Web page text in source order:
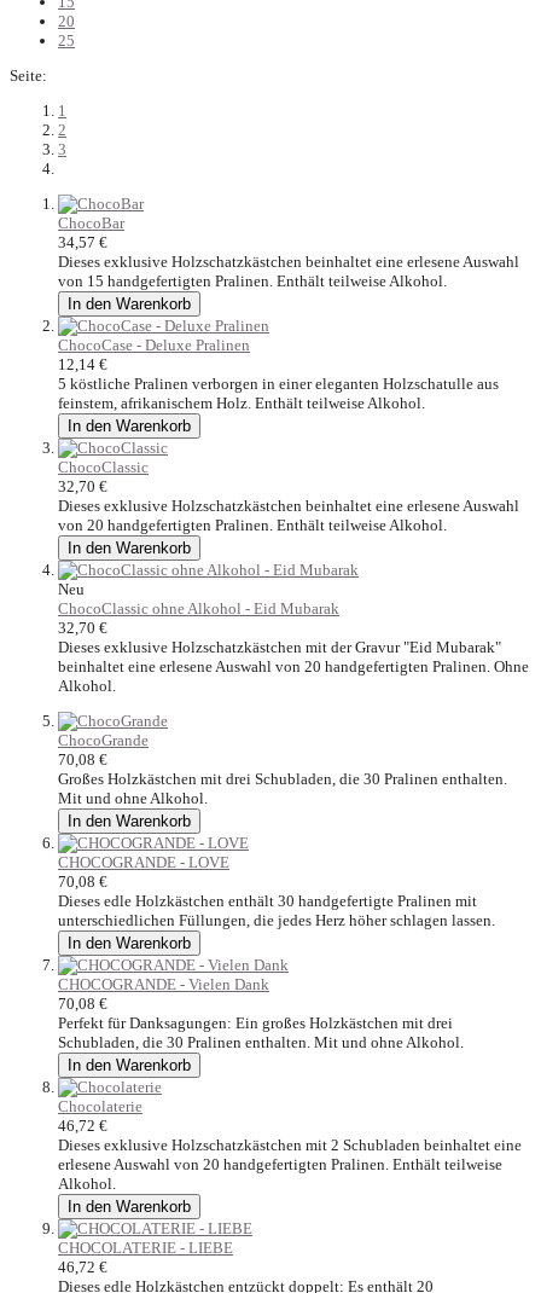
20
25
Seite:
1
2
3
ChocoBar
34,57 €
Dieses exklusive Holzschatzkästchen beinhaltet eine erlesene Auswahl
von 15 handgefertigten Pralinen. Enthält teilweise Alkohol.
In den Warenkorb
ChocoCase - Deluxe Pralinen
12,14 €
5 köstliche Pralinen verborgen in einer eleganten Holzschatulle aus
feinstem, afrikanischem Holz. Enthält teilweise Alkohol.
In den Warenkorb
ChocoClassic
32,70 €
Dieses exklusive Holzschatzkästchen beinhaltet eine erlesene Auswahl
von 20 handgefertigten Pralinen. Enthält teilweise Alkohol.
In den Warenkorb
Neu
ChocoClassic ohne Alkohol - Eid Mubarak
32,70 €
Dieses exklusive Holzschatzkästchen mit der Gravur "Eid Mubarak"
beinhaltet eine erlesene Auswahl von 20 handgefertigten Pralinen. Ohne
Alkohol.
ChocoGrande
70,08 €
Großes Holzkästchen mit drei Schubladen, die 30 Pralinen enthalten.
Mit und ohne Alkohol.
In den Warenkorb
CHOCOGRANDE - LOVE
70,08 €
Dieses edle Holzkästchen enthält 30 handgefertigte Pralinen mit
unterschiedlichen Füllungen, die jedes Herz höher schlagen lassen.
In den Warenkorb
CHOCOGRANDE - Vielen Dank
70,08 €
Perfekt für Danksagungen: Ein großes Holzkästchen mit drei
Schubladen, die 30 Pralinen enthalten. Mit und ohne Alkohol.
In den Warenkorb
Chocolaterie
46,72 €
Dieses exklusive Holzschatzkästchen mit 2 Schubladen beinhaltet eine
erlesene Auswahl von 20 handgefertigten Pralinen. Enthält teilweise
Alkohol.
In den Warenkorb
CHOCOLATERIE - LIEBE
46,72 €
Dieses edle Holzkästchen entzückt doppelt: Es enthält 20